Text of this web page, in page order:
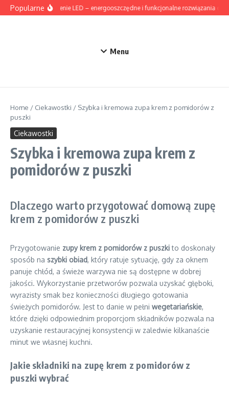
Przejdź do treści
PopularneOświetlenie LED – energooszczędne i funkcjonalne rozwiązania do
Menu
Home / Ciekawostki / Szybka i kremowa zupa krem z pomidorów z
puszki
Ciekawostki
Szybka i kremowa zupa krem z
pomidorów z puszki
Dlaczego warto przygotować domową zupę
krem z pomidorów z puszki
Przygotowanie zupy krem z pomidorów z puszkito doskonały
sposób na szybki obiad, który ratuje sytuację, gdy za oknem
panuje chłód, a świeże warzywa nie są dostępne w dobrej
jakości. Wykorzystanie przetworów pozwala uzyskać głęboki,
wyrazisty smak bez konieczności długiego gotowania
świeżych pomidorów. Jest to danie w pełni wegetariańskie,
które dzięki odpowiednim proporcjom składników pozwala na
uzyskanie restauracyjnej konsystencji w zaledwie kilkanaście
minut we własnej kuchni.
Jakie składniki na zupę krem z pomidorów z
puszki wybrać